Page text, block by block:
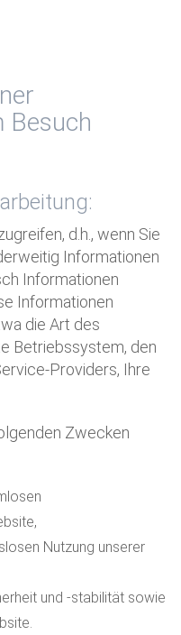
Besuch
d.h., wenn Sie
Informationen
Informationen
Informationen
die Art des
Betriebssystem, den
Providers, Ihre
Zwecken
Nutzung unserer
und -stabilität sowie